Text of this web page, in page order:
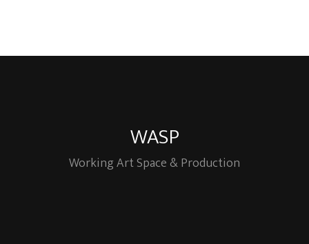
WASP
Working Art Space & Production